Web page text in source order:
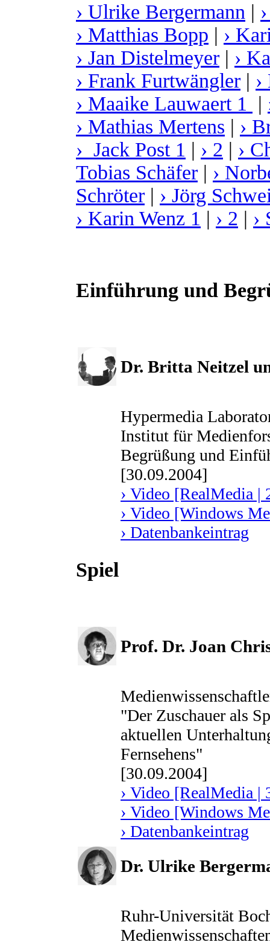
› Ulrike Bergermann |
› Matthias Bopp | ›
› Jan Distelmeyer | ›
› Frank Furtwängler |
› Maaike Lauwaert 1
|
› Mathias Mertens | ›
› Jack Post 1 | › 2 | ›
Tobias Schäfer | ›
Schröter | › Jörg
› Karin Wenz 1 | › 2 | ›
Einführung und
Dr. Britta Neitzel
Hypermedia
Institut für
Begrüßung und
[30.09.2004]
› Video [RealMedia |
› Video [Windows
› Datenbankeintrag
Spiel
Prof. Dr. Joan
"Der Zuschauer als
aktuellen
Fernsehens"
[30.09.2004]
› Video [RealMedia |
› Video [Windows
› Datenbankeintrag
Dr. Ulrike
Ruhr-Universität